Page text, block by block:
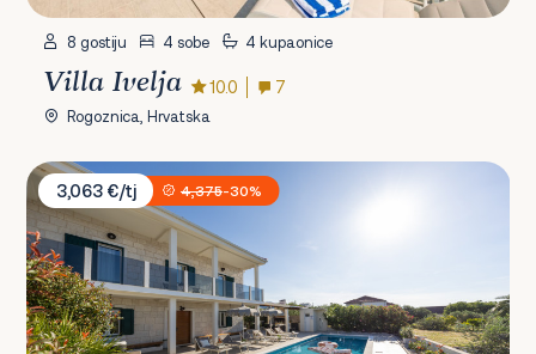
8 gostiju 4 sobe 4 kupaonice
Villa Ivelja 10.0 7
Rogoznica, Hrvatska
Villa Antico 1934
3,063 €/tj
4,375-30%